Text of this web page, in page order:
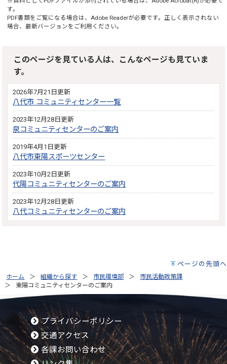
す。
PDF書類をご覧になる場合は、Adobe Readerが必要です。正しく表示されない
場合、最新バージョンをご利用ください。
このページを見ている人は、こんなページも見ていま
す。
2026年7月21日更新
八代市 コミュニティセンター一覧
2023年12月28日更新
泉コミュニティセンターのご案内
2019年4月1日更新
八代市東陽スポーツセンター
2023年10月2日更新
代陽コミュニティセンターのご案内
2023年12月28日更新
八代コミュニティセンターのご案内
ページの先頭へ
ホーム 組織から探す 市民環境部
市民活動政策課
東陽コミュニティセンターのご案内
プライバシーポリシー
交通アクセス
各課お問い合わせ